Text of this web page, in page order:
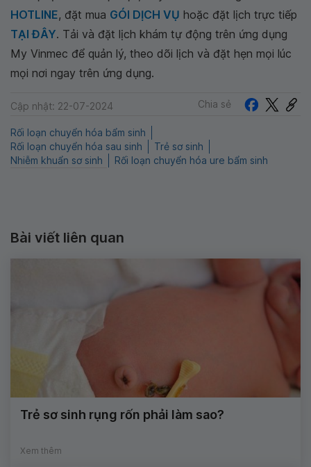
HOTLINE, đặt mua GÓI DỊCH VỤ hoặc đặt lịch trực tiếp
TẠI ĐÂY. Tải và đặt lịch khám tự động trên ứng dụng
My Vinmec để quản lý, theo dõi lịch và đặt hẹn mọi lúc
mọi nơi ngay trên ứng dụng.
Cập nhật: 22-07-2024 Chia sẻ
Rối loạn chuyển hóa bẩm sinh
Rối loạn chuyển hóa sau sinh
Trẻ sơ sinh
Nhiễm khuẩn sơ sinh
Rối loạn chuyển hóa ure bẩm sinh
Bài viết liên quan
Trẻ sơ sinh rụng rốn phải làm sao?
Xem thêm